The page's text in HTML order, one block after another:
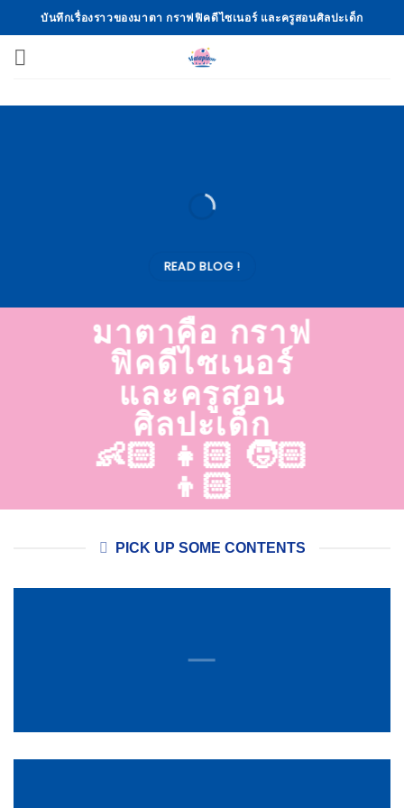
to
content
บันทึกเรื่องราวของมาตา กราฟฟิคดีไซเนอร์ และครูสอนศิลปะเด็ก
READ BLOG !
มาตาคือ กราฟ
ฟิคดีไซเนอร์
และครูสอน
ศิลปะเด็ก
👶🏻 👧🏻 🧒🏻
👦🏻
PICK UP SOME CONTENTS